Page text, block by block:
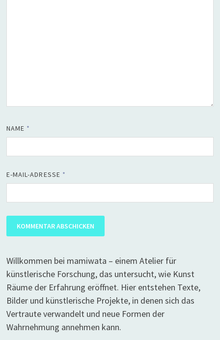
NAME *
E-MAIL-ADRESSE *
Willkommen bei mamiwata – einem Atelier für
künstlerische Forschung, das untersucht, wie Kunst
Räume der Erfahrung eröffnet. Hier entstehen Texte,
Bilder und künstlerische Projekte, in denen sich das
Vertraute verwandelt und neue Formen der
Wahrnehmung annehmen kann.